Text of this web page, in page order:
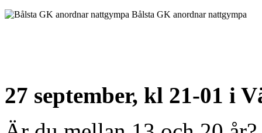
Bålsta GK anordnar nattgympa
27 september, kl 21-01 i